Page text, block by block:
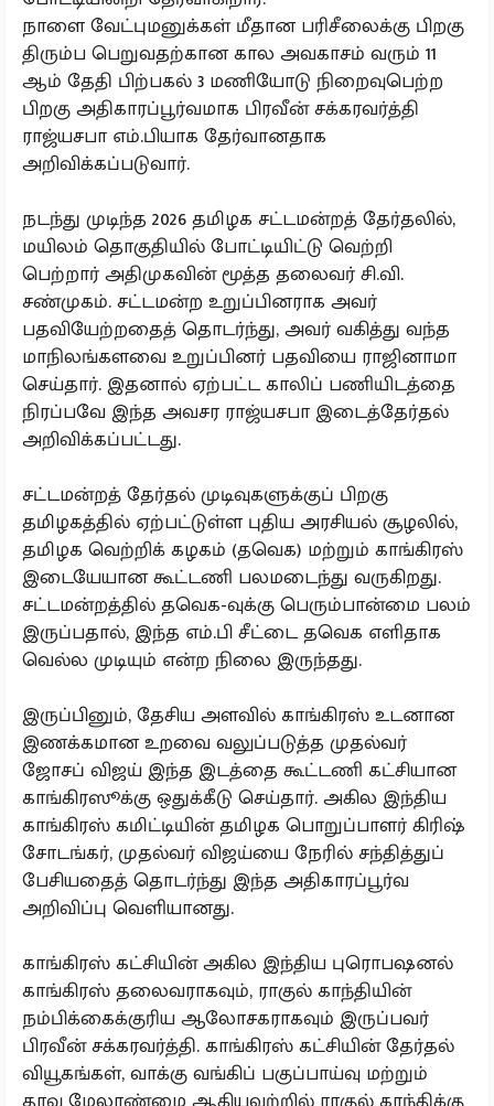
நாளை வேட்புமனுக்கள் மீதான பரிசீலைக்கு பிறகு
திரும்ப பெறுவதற்கான கால அவகாசம் வரும் 11
ஆம் தேதி பிற்பகல் 3 மணியோடு நிறைவுபெற்ற
பிறகு அதிகாரப்பூர்வமாக பிரவீன் சக்கரவர்த்தி
ராஜ்யசபா எம்.பியாக தேர்வானதாக
அறிவிக்கப்படுவார்.
நடந்து முடிந்த 2026 தமிழக சட்டமன்றத் தேர்தலில்,
மயிலம் தொகுதியில் போட்டியிட்டு வெற்றி
பெற்றார் அதிமுகவின் மூத்த தலைவர் சி.வி.
சண்முகம். சட்டமன்ற உறுப்பினராக அவர்
பதவியேற்றதைத் தொடர்ந்து, அவர் வகித்து வந்த
மாநிலங்களவை உறுப்பினர் பதவியை ராஜினாமா
செய்தார். இதனால் ஏற்பட்ட காலிப் பணியிடத்தை
நிரப்பவே இந்த அவசர ராஜ்யசபா இடைத்தேர்தல்
அறிவிக்கப்பட்டது.
சட்டமன்றத் தேர்தல் முடிவுகளுக்குப் பிறகு
தமிழகத்தில் ஏற்பட்டுள்ள புதிய அரசியல் சூழலில்,
தமிழக வெற்றிக் கழகம் (தவெக) மற்றும் காங்கிரஸ்
இடையேயான கூட்டணி பலமடைந்து வருகிறது.
சட்டமன்றத்தில் தவெக-வுக்கு பெரும்பான்மை பலம்
இருப்பதால், இந்த எம்.பி சீட்டை தவெக எளிதாக
வெல்ல முடியும் என்ற நிலை இருந்தது.
இருப்பினும், தேசிய அளவில் காங்கிரஸ் உடனான
இணக்கமான உறவை வலுப்படுத்த முதல்வர்
ஜோசப் விஜய் இந்த இடத்தை கூட்டணி கட்சியான
காங்கிரஸூக்கு ஒதுக்கீடு செய்தார். அகில இந்திய
காங்கிரஸ் கமிட்டியின் தமிழக பொறுப்பாளர் கிரிஷ்
சோடங்கர், முதல்வர் விஜய்யை நேரில் சந்தித்துப்
பேசியதைத் தொடர்ந்து இந்த அதிகாரப்பூர்வ
அறிவிப்பு வெளியானது.
காங்கிரஸ் கட்சியின் அகில இந்திய புரொபஷனல்
காங்கிரஸ் தலைவராகவும், ராகுல் காந்தியின்
நம்பிக்கைக்குரிய ஆலோசகராகவும் இருப்பவர்
பிரவீன் சக்கரவர்த்தி. காங்கிரஸ் கட்சியின் தேர்தல்
வியூகங்கள், வாக்கு வங்கிப் பகுப்பாய்வு மற்றும்